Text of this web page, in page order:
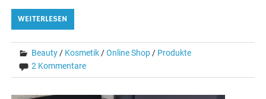
WEITERLESEN
Beauty/ Kosmetik/Online Shop/ Produkte
2 Kommentare